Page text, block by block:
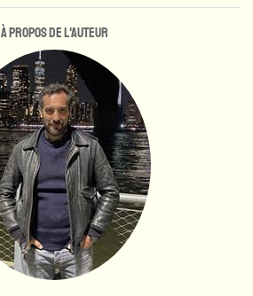
À propos de l'auteur